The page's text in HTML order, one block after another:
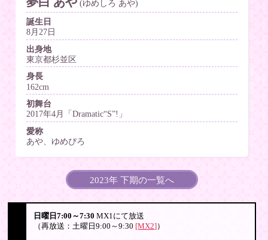
(ゆめしろ あや)
誕生日
8月27日
出身地
東京都杉並区
身長
162cm
初舞台
2017年4月「Dramatic“S”!」
愛称
あや、ゆめぴろ
2023年 下期の一覧へ
日曜日7:00～7:30 MX1にて放送
（再放送：土曜日9:00～9:30 [MX2]）